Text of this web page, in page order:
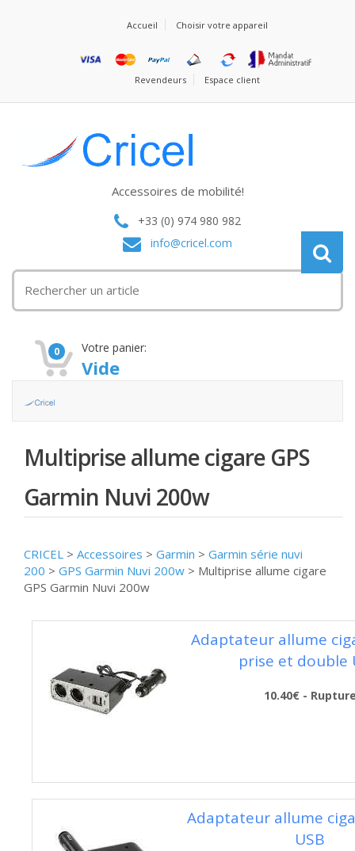
Accueil Choisir votre appareil
Revendeurs Espace client
Accessoires de mobilité!
+33 (0) 974 980 982
info@cricel.com
0 Votre panier:
Vide
Multiprise allume cigare GPS
Garmin Nuvi 200w
CRICEL > Accessoires > Garmin > Garmin série nuvi
200 > GPS Garmin Nuvi 200w > Multiprise allume cigare
GPS Garmin Nuvi 200w
Adaptateur allume
prise et double
10.40€ -
Adaptateur allume
USB